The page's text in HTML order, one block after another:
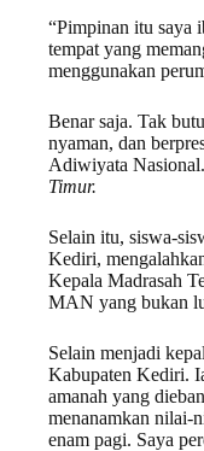
“Pimpinan itu saya
tempat yang
menggunakan
Benar saja. Tak
nyaman, dan
Adiwiyata
Timur.
Selain itu, siswa-
Kediri,
Kepala Madrasah
MAN yang bukan
Selain menjadi
Kabupaten Kediri.
amanah yang
menanamkan nilai-
enam pagi. Saya